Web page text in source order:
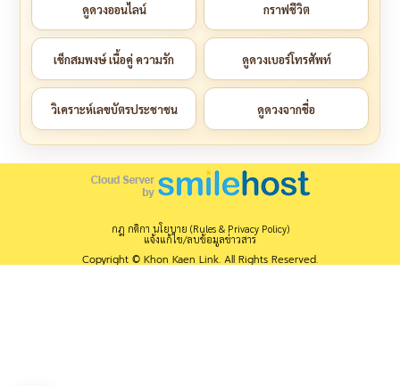
ดูดวงออนไลน์ กราฟชีวิต
เช็กสมพงษ์ เนื้อคู่ ความรัก ดูดวงเบอร์โทรศัพท์
วิเคราะห์เลขบัตรประชาชน ดูดวงจากชื่อ
กฎ กติกา นโยบาย (Rules & Privacy Policy)
แจ้งแก้ไข/ลบข้อมูลข่าวสาร
Copyright © Khon Kaen Link. All Rights Reserved.